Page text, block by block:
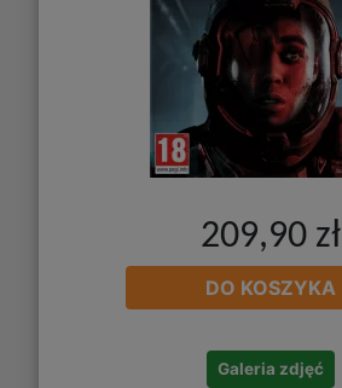
209,90 zł
DO KOSZYKA
Galeria zdjęć